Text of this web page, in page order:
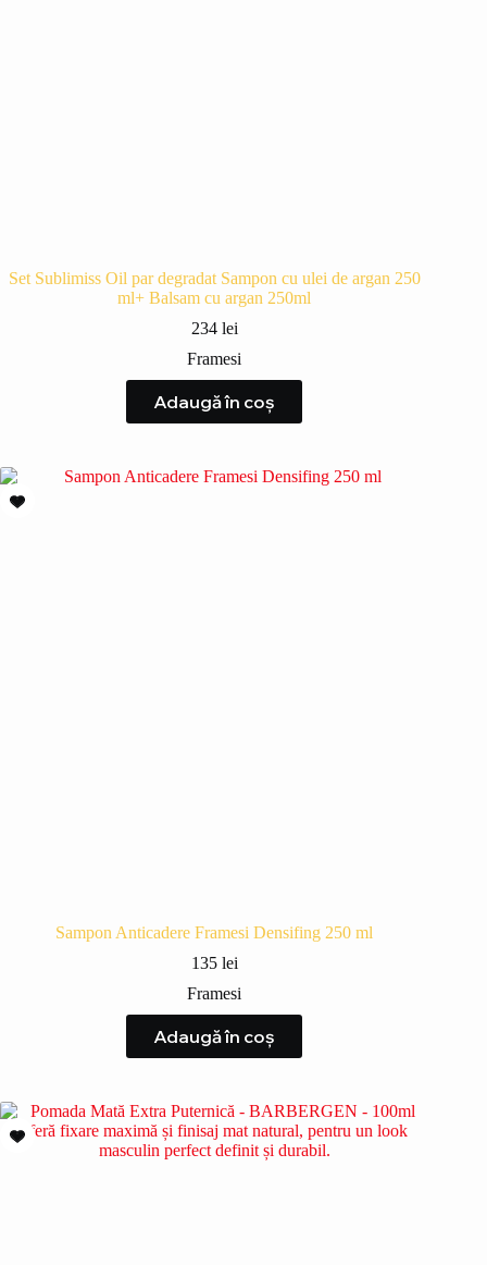
Set Sublimiss Oil par degradat Sampon cu ulei de argan 250
ml+ Balsam cu argan 250ml
234 lei
Framesi
Adaugă în coș
Sampon Anticadere Framesi Densifing 250 ml
135 lei
Framesi
Adaugă în coș